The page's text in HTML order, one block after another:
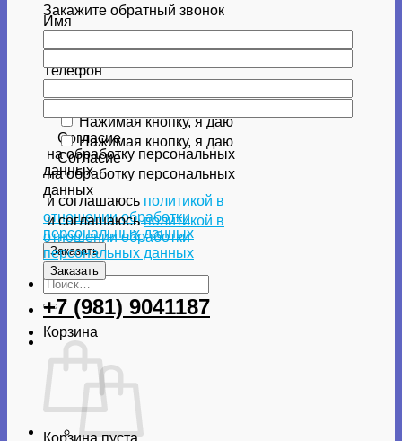
Имя
Телефон
Нажимая кнопку, я даю
Согласие
на обработку персональных
данных
и соглашаюсь политикой в
отношении обработки
персональных данных
Искать:
Корзина
Закажите обратный звонок
Нажимая кнопку, я даю
Согласие
на обработку персональных
данных
и соглашаюсьполитикой в
отношении обработки
персональных данных
+7 (981) 9041187